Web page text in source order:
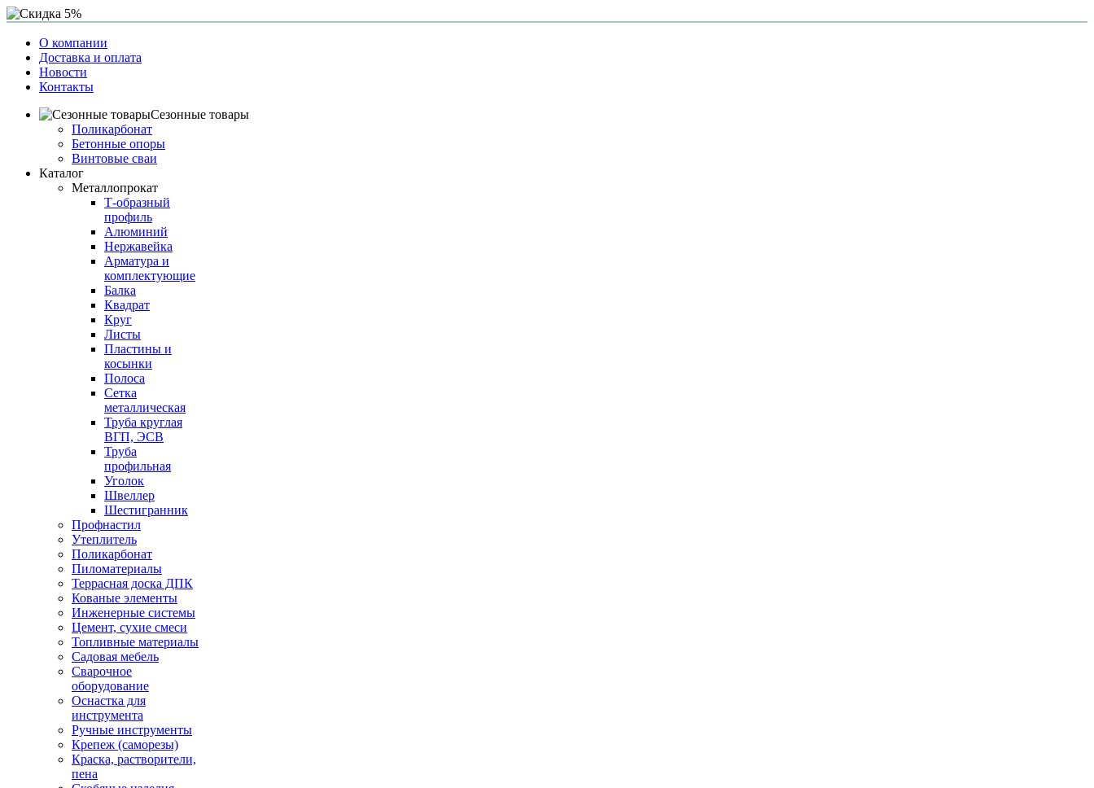
О компании
Доставка и оплата
Новости
Контакты
Сезонные товары
Поликарбонат
Бетонные опоры
Винтовые сваи
Каталог
Металлопрокат
Т-образный
профиль
Алюминий
Нержавейка
Арматура и
комплектующие
Балка
Квадрат
Круг
Листы
Пластины и
косынки
Полоса
Сетка
металлическая
Труба круглая
ВГП, ЭСВ
Труба
профильная
Уголок
Швеллер
Шестигранник
Профнастил
Утеплитель
Поликарбонат
Пиломатериалы
Террасная доска ДПК
Кованые элементы
Инженерные системы
Цемент, сухие смеси
Топливные материалы
Садовая мебель
Сварочное
оборудование
Оснастка для
инструмента
Ручные инструменты
Крепеж (саморезы)
Краска, растворители,
пена